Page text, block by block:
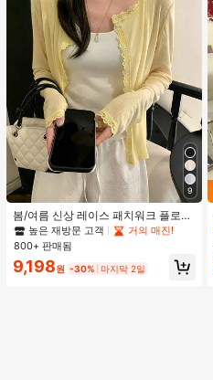
9
봄/여름 신상 레이스 패치워크 플로럴
트림 소프트 니트 가디건 경량 재킷 탑
여성용, 코티지코어 옐로우
높은 재방문 고객
거의 매진!
800+ 판매됨
9,198원 -30% 마지막 2일